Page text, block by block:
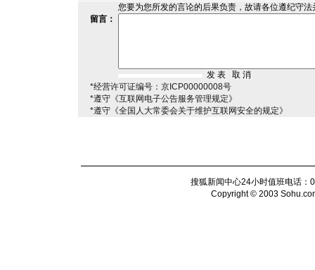
您要为您所发的言论的后果负责，故请各位遵纪守
留言：
*经营许可证编号：京ICP00000008号
*遵守《互联网电子公告服务管理规定》
*遵守《全国人大常委会关于维护互联网安全的规定》
搜狐新闻中心24小时值班电话
Copyright © 2003